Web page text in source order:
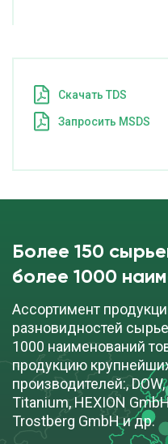
Cкачать TDS
Запросить MSDS
Более 150
более 1000
Ассортимент
разновидностей
1000 наименований
продукцию
производителей:,
Titanium, HEXION
Trostberg GmbH и др.